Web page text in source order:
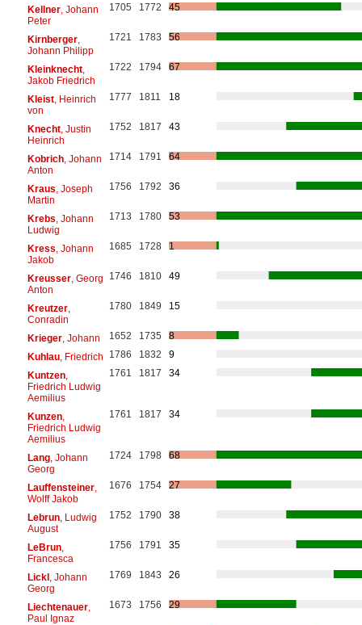
Kellner, Johann
Peter
1705 1772 45
Kirnberger,
Johann Philipp
1721 1783 56
Kleinknecht,
Jakob Friedrich
1722 1794 67
Kleist, Heinrich
von
1777 1811 18
Knecht, Justin
Heinrich
1752 1817 43
Kobrich, Johann
Anton
1714 1791 64
Kraus , Joseph
Martin
1756 1792 36
Krebs , Johann
Ludwig
1713 1780 53
Kress , Johann
Jakob
1685 1728 1
Kreusser, Georg
Anton
1746 1810 49
Kreutzer,
Conradin
1780 1849 15
Krieger, Johann 1652 1735
8
Kuhlau, Friedrich 1786 1832
9
Kuntzen,
Friedrich Ludwig
Aemilius
1761 1817 34
Kunzen,
Friedrich Ludwig
Aemilius
1761 1817 34
Lang, Johann
Georg
1724 1798 68
Lauffensteiner,
Wolff Jakob
1676 1754 27
Lebrun, Ludwig
August
1752 1790 38
LeBrun,
Francesca
1756 1791 35
Lickl, Johann
Georg
1769 1843 26
Liechtenauer,
Paul Ignaz
1673 1756 29